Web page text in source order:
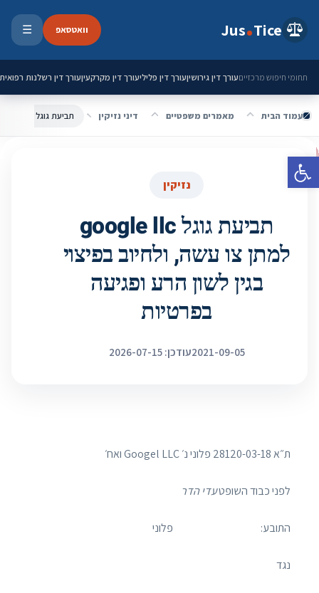
פתח סרגל נגישות
Jus Tice וואטסאפ ☰
תחומי חיפוש מרכזייםעורך דין גירושיןעורך דין פליליעורך דין מקרקעיןעורך דין רשלנות רפואית
עמוד הבית מאמרים משפטיים דיני נזיקין
נזיקין
תביעת גוגל google llc
למתן צו עשה, ולחיוב בפיצוי
בגין לשון הרע ופגיעה
בפרטיות
2021-09-05עודכן: 2026-07-15
ת״א 28120-03-18 פלוני נ׳ Googel LLC ואח׳
לפני כבוד השופטעדי הדר
התובע: פלוני
נגד